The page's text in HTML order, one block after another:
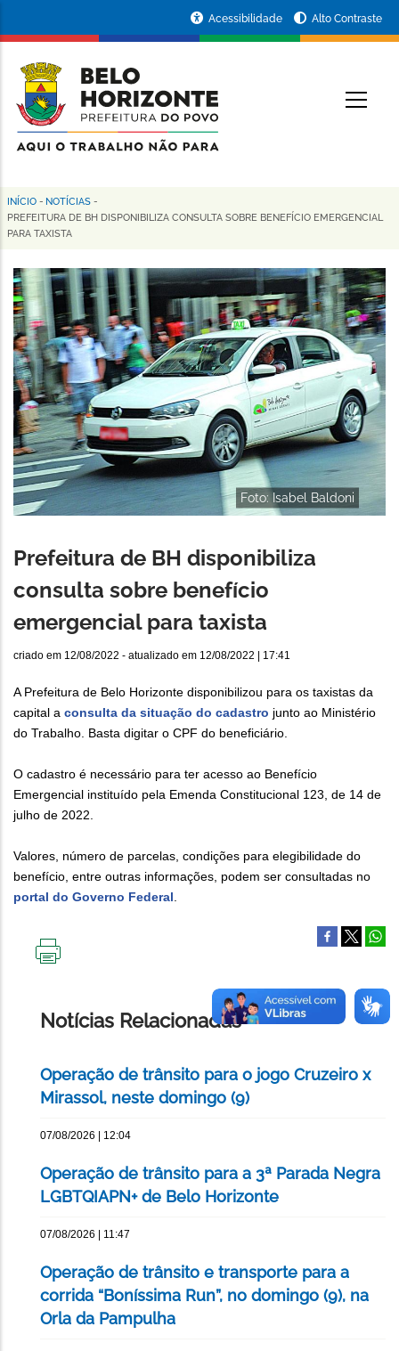
conteúdo
principal
da
Prefeitura
de
Horizonte
Acessibilidade Alto Contraste
Trilha
de
navegação
INÍCIO - NOTÍCIAS -
PREFEITURA DE BH DISPONIBILIZA CONSULTA SOBRE BENEFÍCIO EMERGENCIAL
PARA TAXISTA
Foto: Isabel Baldoni
Prefeitura de BH disponibiliza
consulta sobre benefício
emergencial para taxista
criado em 12/08/2022 - atualizado em 12/08/2022 | 17:41
A Prefeitura de Belo Horizonte disponibilizou para os taxistas da
capital a consulta da situação do cadastro junto ao Ministério
do Trabalho. Basta digitar o CPF do beneficiário.
O cadastro é necessário para ter acesso ao Benefício
Emergencial instituído pela Emenda Constitucional 123, de 14 de
julho de 2022.
Valores, número de parcelas, condições para elegibilidade do
benefício, entre outras informações, podem ser consultadas no
portal do Governo Federal.
Notícias Relacionadas
Operação de trânsito para o jogo Cruzeiro x
Mirassol, neste domingo (9)
07/08/2026 | 12:04
Operação de trânsito para a 3ª Parada Negra
LGBTQIAPN+ de Belo Horizonte
07/08/2026 | 11:47
Operação de trânsito e transporte para a
corrida “Boníssima Run”, no domingo (9), na
Orla da Pampulha